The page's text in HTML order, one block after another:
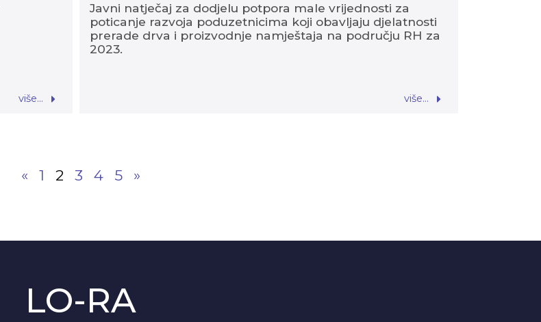
više...
Javni natječaj za dodjelu potpora male vrijednosti za
poticanje razvoja poduzetnicima koji obavljaju djelatnosti
prerade drva i proizvodnje namještaja na području RH za
2023.
više...
« 1 2 3 4 5 »
LO-RA